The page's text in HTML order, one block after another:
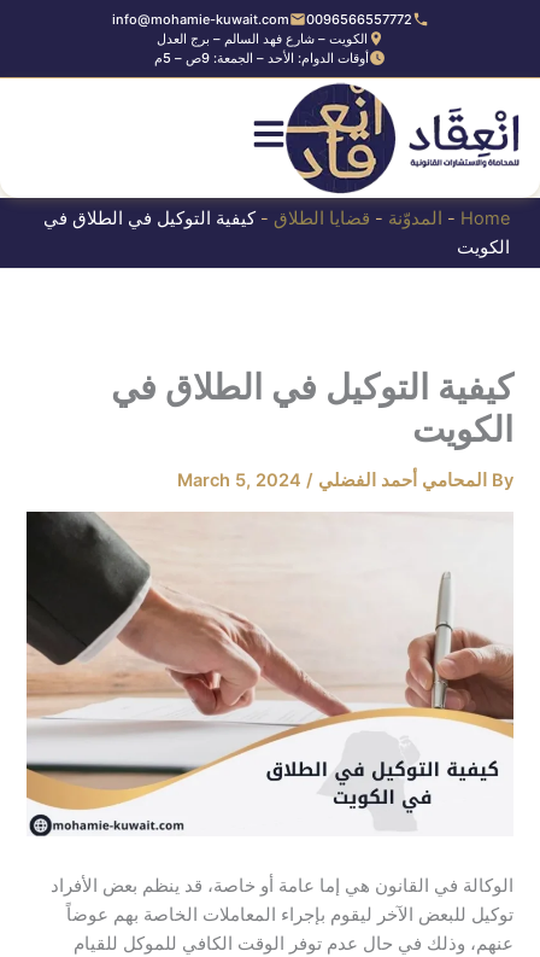
0096566557772
info@mohamie-kuwait.com
الكويت – شارع فهد السالم – برج العدل
أوقات الدوام: الأحد – الجمعة: 9ص – 5م
Home
- المدوّنة - قضايا الطلاق -كيفية التوكيل في الطلاق في
الكويت
كيفية التوكيل في الطلاق في
الكويت
By المحامي أحمد الفضلي /
March 5, 2024
الوكالة في القانون هي إما عامة أو خاصة، قد ينظم بعض الأفراد
توكيل للبعض الآخر ليقوم بإجراء المعاملات الخاصة بهم عوضاً
عنهم، وذلك في حال عدم توفر الوقت الكافي للموكل للقيام